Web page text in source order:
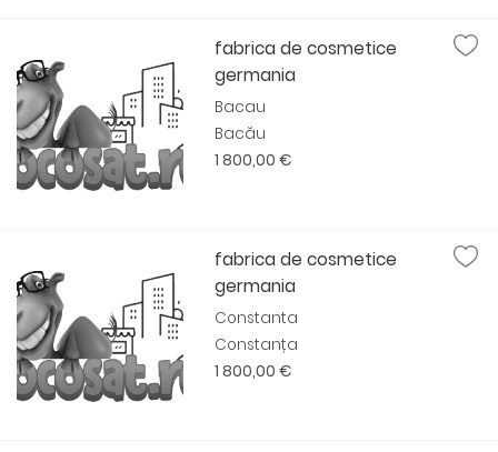
fabrica de cosmetice
germania
Bacau
Bacău
1 800,00 €
fabrica de cosmetice
germania
Constanta
Constanța
1 800,00 €